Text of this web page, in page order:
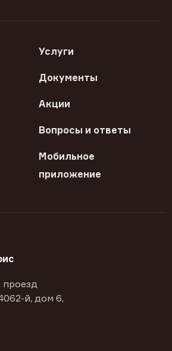
Услуги
Документы
Акции
Вопросы и ответы
Мобильное
приложение
проезд
й, дом 6,